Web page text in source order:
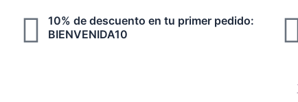
contenido
10% de descuento en tu primer pedido:
BIENVENIDA10